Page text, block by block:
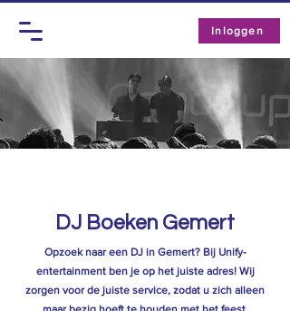
Inloggen
DJ Boeken Gemert
Opzoek naar een DJ in Gemert? Bij Unify-
entertainment ben je op het juiste adres! Wij
zorgen voor de juiste service, zodat u zich alleen